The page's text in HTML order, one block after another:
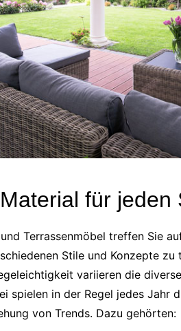
für jeden
Terrassenmöbel treffen Sie
Stile und Konzepte
variieren die
spielen in der Regel jedes Jahr
von Trends. Dazu gehörten: